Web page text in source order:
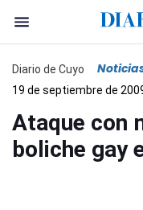
Diario de Cuyo
19 de septiembre de
Ataque con
boliche gay